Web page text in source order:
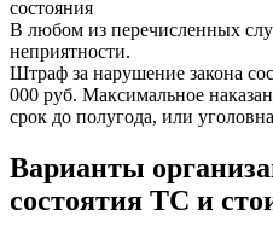
состояния
В любом из перечисленных
неприятности.
Штраф за нарушение закона
000 руб. Максимальное
срок до полугода, или
Варианты
состоятия ТС и